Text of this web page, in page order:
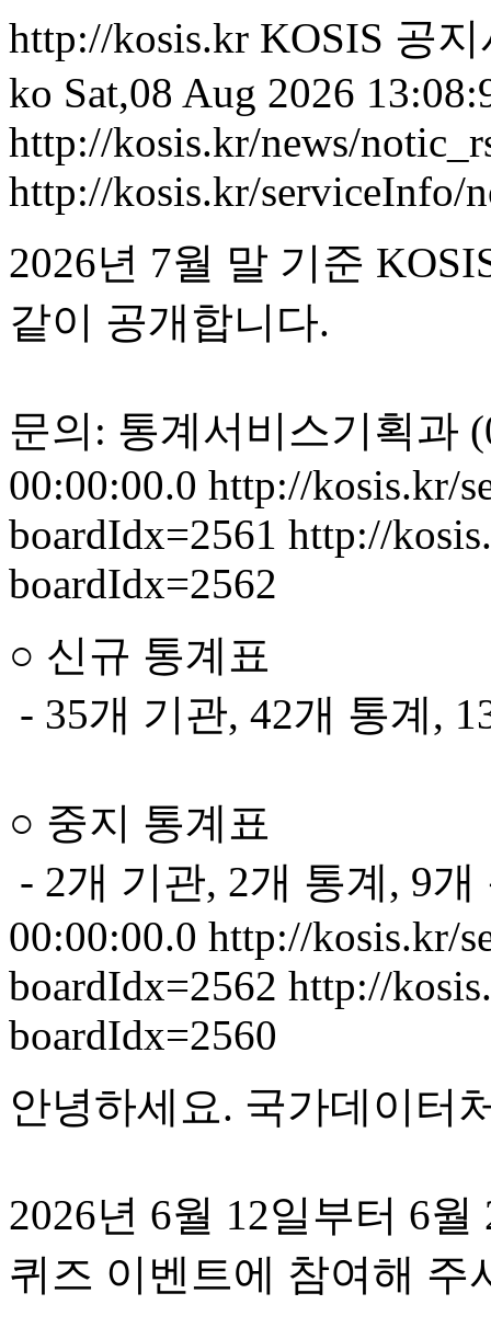
http://kosis.kr KOSIS 공
ko Sat,08 Aug 2026
http://kosis.kr/news/
http://kosis.kr/serviceInfo/
2026년 7월 말 기준
같이 공개합니다.
문의: 통계서비스기획과
00:00:00.0 http://kosis.kr/
boardIdx=2561 http://
boardIdx=2562
○ 신규 통계표
- 35개 기관, 42개 통계,
○ 중지 통계표
- 2개 기관, 2개 통계, 9
00:00:00.0 http://kosis.kr/
boardIdx=2562 http://
boardIdx=2560
안녕하세요. 국가데이터
2026년 6월 12일부터 6
퀴즈 이벤트에 참여해 주